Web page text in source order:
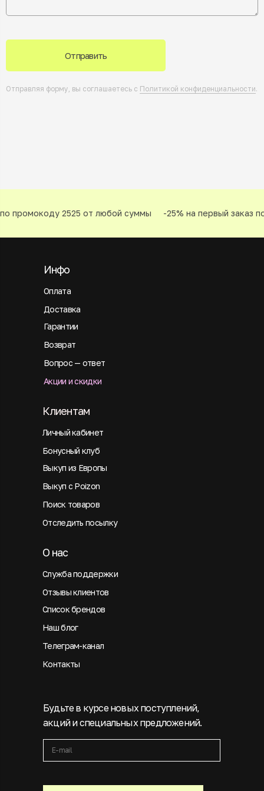
Отправить
Отправляя форму, вы соглашаетесь с Политикой конфиденциальности.
промокоду 2525 от любой суммы -25% на первый заказ
Оплата
Инфо
Будьте в курсе новых поступлений,
акций и специальных предложений.
Доставка
Гарантии
Возврат
Вопрос — ответ
Акции и скидки
Личный кабинет
Клиентам
Бонусный клуб
Выкуп из Европы
Выкуп с Poizon
Поиск товаров
Отследить посылку
Служба поддержки
О нас
Отзывы клиентов
Список брендов
Наш блог
Телеграм-канал
Контакты